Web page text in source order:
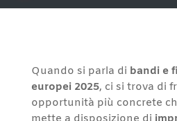
Quando si parla di bandi e
europei 2025, ci si trova di
opportunità più concrete